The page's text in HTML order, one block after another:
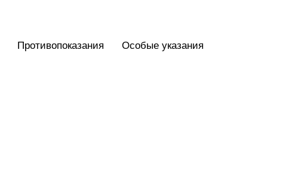
Противопоказания Особые указания